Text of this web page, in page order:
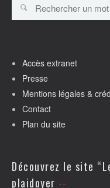
Accès extranet
Presse
Mentions légales &
Contact
Plan du site
Découvrez le site
plaidoyer